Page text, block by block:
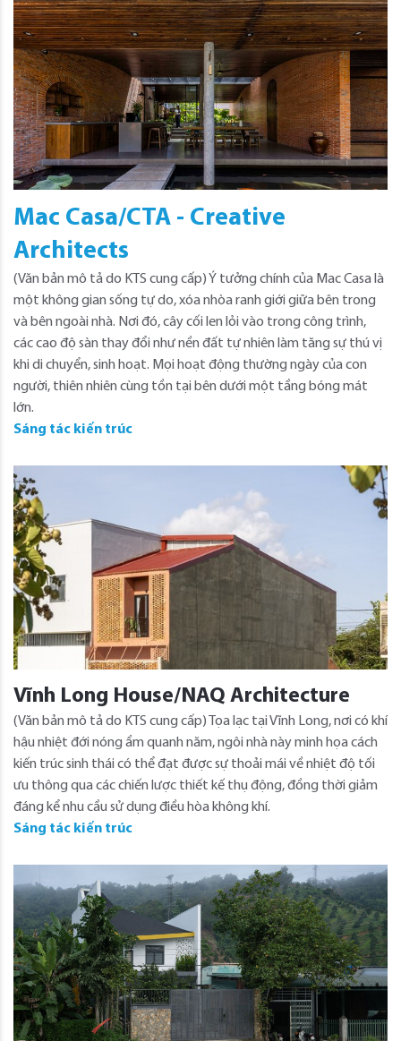
Mac Casa/CTA - Creative
Architects
(Văn bản mô tả do KTS cung cấp) Ý tưởng chính của Mac Casa là
một không gian sống tự do, xóa nhòa ranh giới giữa bên trong
và bên ngoài nhà. Nơi đó, cây cối len lỏi vào trong công trình,
các cao độ sàn thay đổi như nền đất tự nhiên làm tăng sự thú vị
khi di chuyển, sinh hoạt. Mọi hoạt động thường ngày của con
người, thiên nhiên cùng tồn tại bên dưới một tầng bóng mát
lớn.
Sáng tác kiến trúc
Vĩnh Long House/NAQ Architecture
(Văn bản mô tả do KTS cung cấp) Tọa lạc tại Vĩnh Long, nơi có khí
hậu nhiệt đới nóng ẩm quanh năm, ngôi nhà này minh họa cách
kiến ​​trúc sinh thái có thể đạt được sự thoải mái về nhiệt độ tối
ưu thông qua các chiến lược thiết kế thụ động, đồng thời giảm
đáng kể nhu cầu sử dụng điều hòa không khí.
Sáng tác kiến trúc